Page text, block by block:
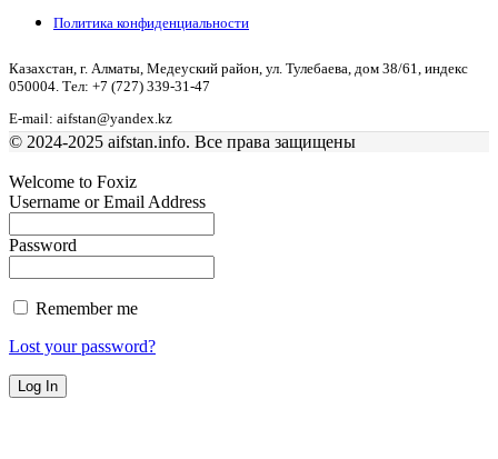
Политика конфиденциальности
Казахстан, г. Алматы, Медеуский район, ул. Тулебаева, дом 38/61, индекс
050004. Тел: +7 (727) 339-31-47
E-mail: aifstan@yandex.kz
© 2024-2025 aifstan.info. Все права защищены
Welcome to Foxiz
Username or Email Address
Password
Remember me
Lost your password?